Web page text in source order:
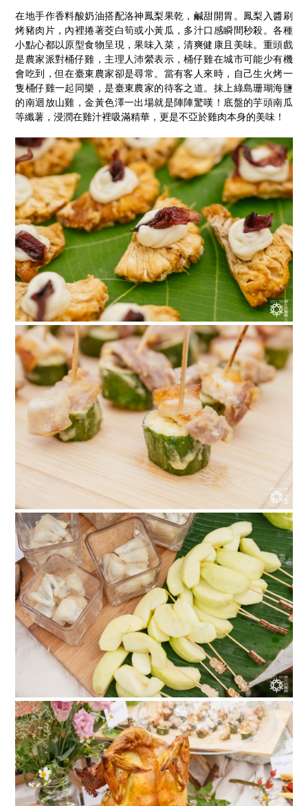
在地手作香料酸奶油搭配洛神鳳梨果乾，鹹甜開胃。鳳梨入醬刷
烤豬肉片，內裡捲著茭白筍或小黃瓜，多汁口感瞬間秒殺。各種
小點心都以原型食物呈現，果味入菜，清爽健康且美味。重頭戲
是農家派對桶仔雞，主理人沛縈表示，桶仔雞在城市可能少有機
會吃到，但在臺東農家卻是尋常。當有客人來時，自己生火烤一
隻桶仔雞一起同樂，是臺東農家的待客之道。抹上綠島珊瑚海鹽
的南迴放山雞，金黃色澤一出場就是陣陣驚嘆！底盤的芋頭南瓜
等纖薯，浸潤在雞汁裡吸滿精華，更是不亞於雞肉本身的美味！